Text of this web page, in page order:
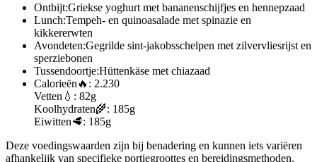
Ontbijt:Griekse yoghurt met bananenschijfjes en hennepzaad
Lunch:Tempeh- en quinoasalade met spinazie en
kikkererwten
Avondeten:Gegrilde sint-jakobsschelpen met zilvervliesrijst en
sperziebonen
Tussendoortje:Hüttenkäse met chiazaad
Calorieën 🔥: 2.230
Vetten 💧: 82g
Koolhydraten🌾: 185g
Eiwitten🥩: 185g
Deze voedingswaarden zijn bij benadering en kunnen iets variëren
afhankelijk van specifieke portiegroottes en bereidingsmethoden.